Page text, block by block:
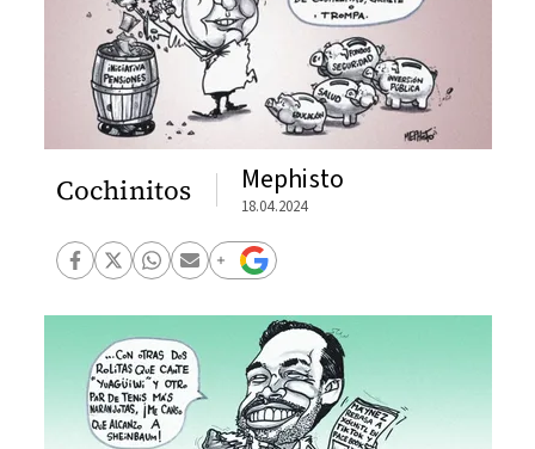
Cochinitos Mephisto
18.04.2024